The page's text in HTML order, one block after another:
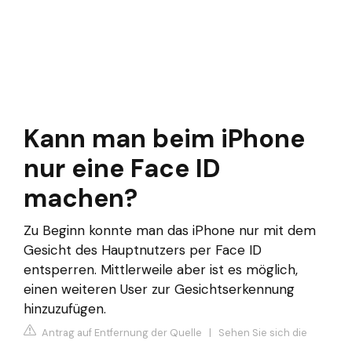
Kann man beim iPhone
nur eine Face ID
machen?
Zu Beginn konnte man das iPhone nur mit dem
Gesicht des Hauptnutzers per Face ID
entsperren. Mittlerweile aber ist es möglich,
einen weiteren User zur Gesichtserkennung
hinzuzufügen.
Antrag auf Entfernung der Quelle | Sehen Sie sich die